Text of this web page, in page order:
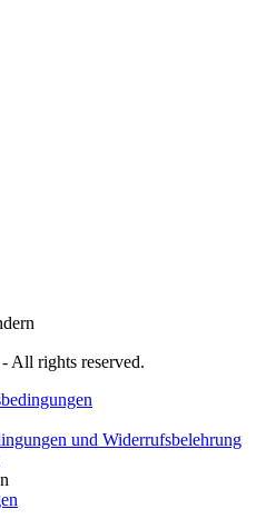
- All rights reserved.
und Widerrufsbelehrung